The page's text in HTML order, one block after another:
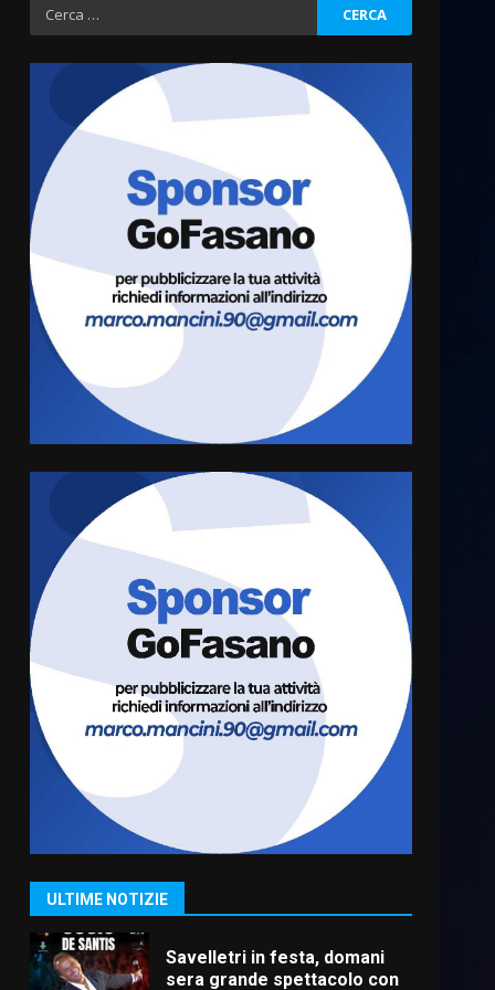
Ricerca
per:
ULTIME NOTIZIE
Politiche Giovanili e Mobilità
studenti universitari del
bando “La strada giusta”
8 Agosto 2026 07:15
4
“I Contestatori: Musica di
Rivoluzione”: nuovo
appuntamento con “Fasano in
Banda”
7 Agosto 2026 06:05
5
US Fasano, Scianaro:
“Profonda amarezza per
esclusione dal campionato di
7 Agosto 2026 06:00
Fasanese ferito a colpi di
arma da fuoco
6 Agosto 2026 18:13
7
Carta d’identità: continua il
piano di aperture
straordinarie del Comune di
Fasano
6 Agosto 2026 14:16
1
La Banda Città di Fasano apre
ufficialmente la Festa di
Savelletri in festa, domani
sera grande spettacolo con